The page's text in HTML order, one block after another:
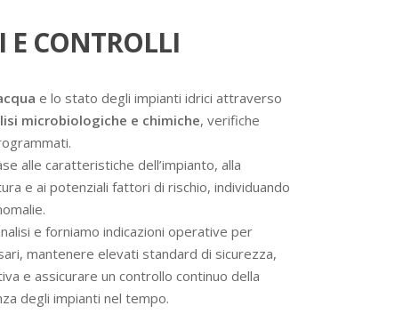
CONTROLLI
e lo stato degli impianti idrici attraverso
microbiologiche e chimiche, verifiche
alle caratteristiche dell’impianto, alla
e ai potenziali fattori di rischio, individuando
e forniamo indicazioni operative per
mantenere elevati standard di sicurezza,
e assicurare un controllo continuo della
degli impianti nel tempo.